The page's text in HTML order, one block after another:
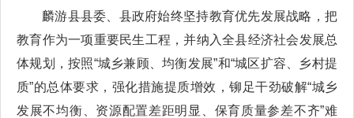
麟游县县委、县政府始终坚持教育优先发展战略，把
教育作为一项重要民生工程，并纳入全县经济社会发展总
体规划，按照“城乡兼顾、均衡发展”和“城区扩容、乡村提
质”的总体要求，强化措施提质增效，铆足干劲破解“城乡
发展不均衡、资源配置差距明显、保育质量参差不齐”难